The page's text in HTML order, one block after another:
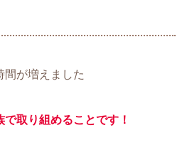
間が増えました
取り組めることです！